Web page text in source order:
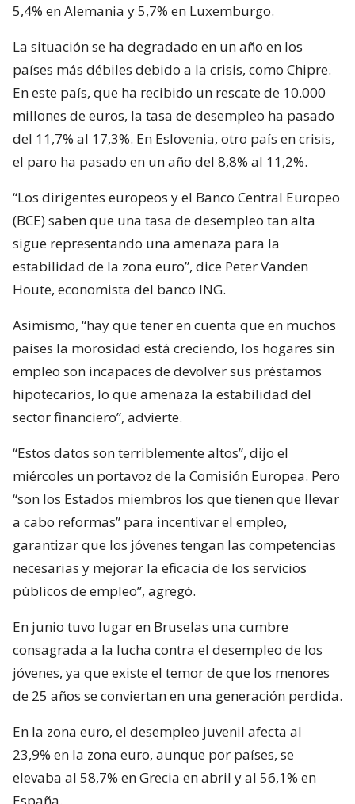
5,4% en Alemania y 5,7% en Luxemburgo.
La situación se ha degradado en un año en los
países más débiles debido a la crisis, como Chipre.
En este país, que ha recibido un rescate de 10.000
millones de euros, la tasa de desempleo ha pasado
del 11,7% al 17,3%. En Eslovenia, otro país en crisis,
el paro ha pasado en un año del 8,8% al 11,2%.
“Los dirigentes europeos y el Banco Central Europeo
(BCE) saben que una tasa de desempleo tan alta
sigue representando una amenaza para la
estabilidad de la zona euro”, dice Peter Vanden
Houte, economista del banco ING.
Asimismo, “hay que tener en cuenta que en muchos
países la morosidad está creciendo, los hogares sin
empleo son incapaces de devolver sus préstamos
hipotecarios, lo que amenaza la estabilidad del
sector financiero”, advierte.
“Estos datos son terriblemente altos”, dijo el
miércoles un portavoz de la Comisión Europea. Pero
“son los Estados miembros los que tienen que llevar
a cabo reformas” para incentivar el empleo,
garantizar que los jóvenes tengan las competencias
necesarias y mejorar la eficacia de los servicios
públicos de empleo”, agregó.
En junio tuvo lugar en Bruselas una cumbre
consagrada a la lucha contra el desempleo de los
jóvenes, ya que existe el temor de que los menores
de 25 años se conviertan en una generación perdida.
En la zona euro, el desempleo juvenil afecta al
23,9% en la zona euro, aunque por países, se
elevaba al 58,7% en Grecia en abril y al 56,1% en
España.